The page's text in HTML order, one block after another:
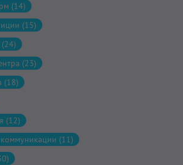
(14)
(15)
(23)
(18)
(12)
(11)